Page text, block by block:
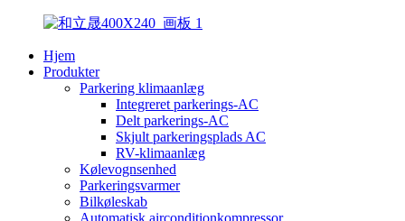
Hjem
Produkter
Parkering klimaanlæg
Integreret parkerings-AC
Delt parkerings-AC
Skjult parkeringsplads AC
RV-klimaanlæg
Kølevognsenhed
Parkeringsvarmer
Bilkøleskab
Automatisk airconditionkompressor